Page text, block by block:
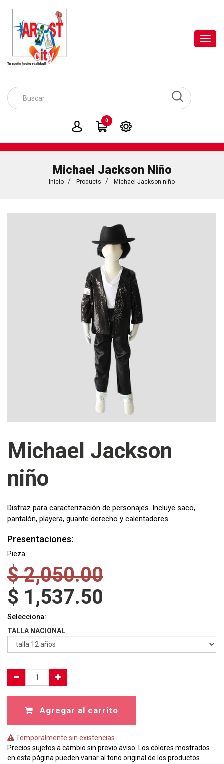
0
Michael Jackson Niño
Inicio Products Michael Jackson niño
Michael Jackson
niño
Disfraz para caracterización de personajes. Incluye saco,
pantalón, playera, guante derecho y calentadores.
Presentaciones:
Pieza
$2,050.00
$ 1,537.50
Selecciona:
TALLA NACIONAL
Agregar al carrito
Temporalmente sin existencias
Precios sujetos a cambio sin previo aviso. Los colores mostrados
en esta página pueden variar al tono original de los productos.